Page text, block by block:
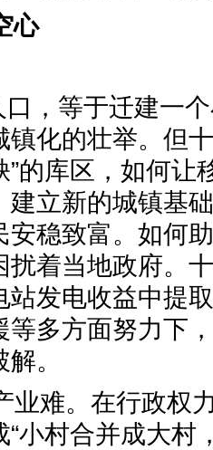
空心
口，等于迁建一
化的壮举。但
的库区，如何让
建立新的城镇基
安稳致富。如何
扰着当地政府。
站发电收益中提
等多方面努力下
破解。
业难。在行政权
小村合并成大村